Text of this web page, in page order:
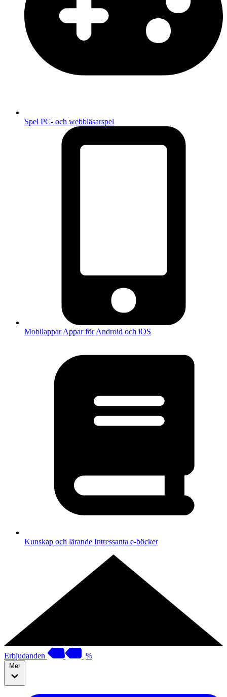
Spel PC- och webbläsarspel
MobilapparAppar för Android och iOS
Kunskap och lärande Intressanta e-böcker
Erbjudanden %
Mer